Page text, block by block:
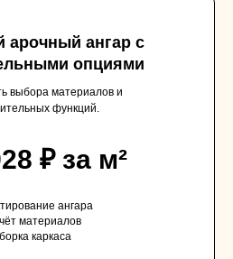
арочный ангар с
опциями
выбора материалов и
функций.
₽ за м²
ангара
материалов
каркаса